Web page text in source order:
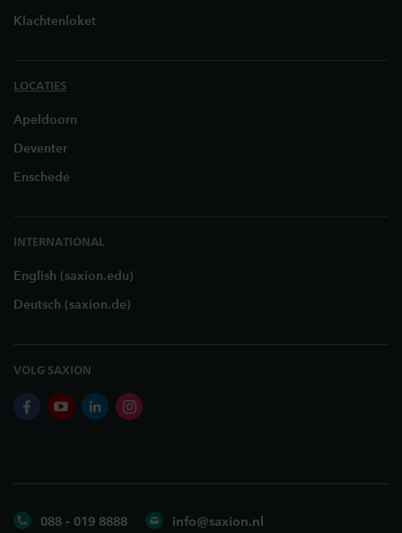
Klachtenloket
LOCATIES
Apeldoorn
Deventer
Enschede
INTERNATIONAL
English (saxion.edu)
Deutsch (saxion.de)
VOLG SAXION
facebookyoutubelinkedininstagram
088 - 019 8888 info@saxion.nl